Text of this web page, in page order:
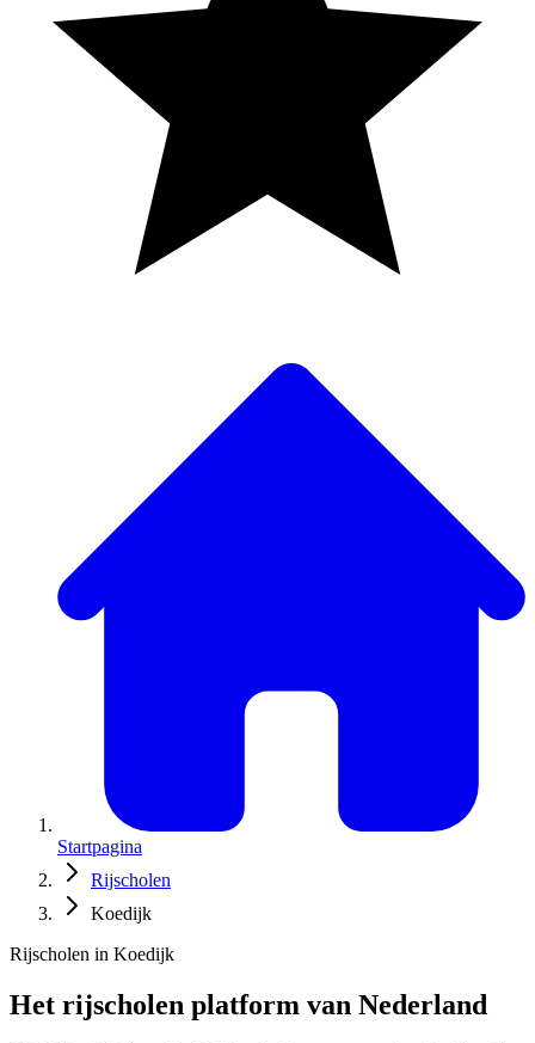
Startpagina
Rijscholen
Koedijk
Rijscholen in Koedijk
Het rijscholen platform van Nederland